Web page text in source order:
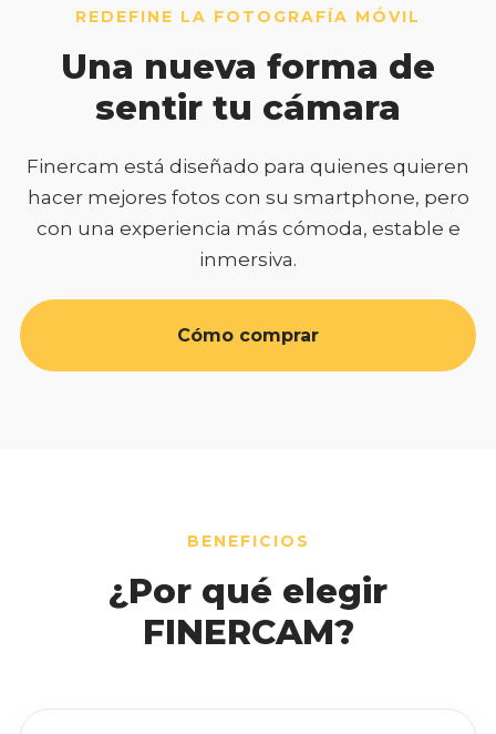
REDEFINE LA FOTOGRAFÍA MÓVIL
Una nueva forma de
sentir tu cámara
Finercam está diseñado para quienes quieren
hacer mejores fotos con su smartphone, pero
con una experiencia más cómoda, estable e
inmersiva.
Cómo comprar
BENEFICIOS
¿Por qué elegir
FINERCAM?